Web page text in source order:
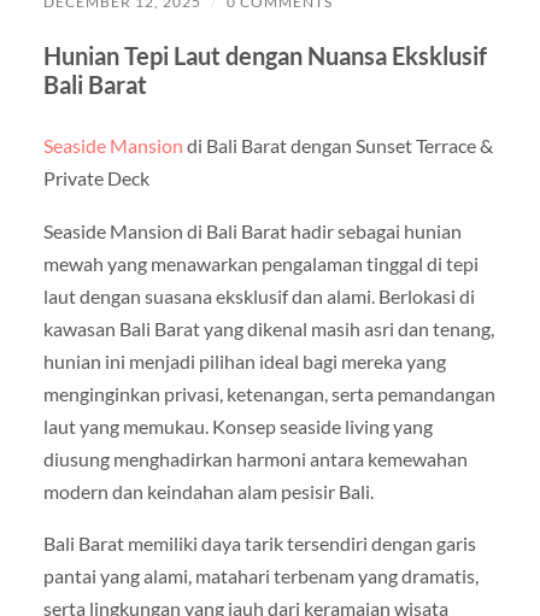
Hunian Tepi Laut dengan Nuansa Eksklusif
Bali Barat
Seaside Mansion di Bali Barat dengan Sunset Terrace &
Private Deck
Seaside Mansion di Bali Barat hadir sebagai hunian
mewah yang menawarkan pengalaman tinggal di tepi
laut dengan suasana eksklusif dan alami. Berlokasi di
kawasan Bali Barat yang dikenal masih asri dan tenang,
hunian ini menjadi pilihan ideal bagi mereka yang
menginginkan privasi, ketenangan, serta pemandangan
laut yang memukau. Konsep seaside living yang
diusung menghadirkan harmoni antara kemewahan
modern dan keindahan alam pesisir Bali.
Bali Barat memiliki daya tarik tersendiri dengan garis
pantai yang alami, matahari terbenam yang dramatis,
serta lingkungan yang jauh dari keramaian wisata